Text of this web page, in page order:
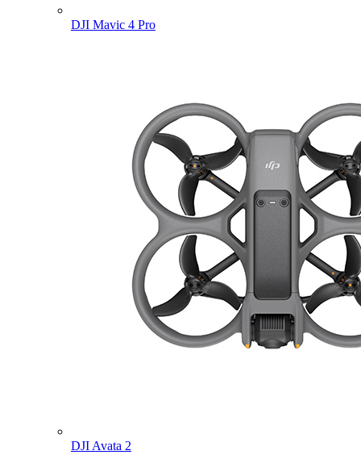
DJI Mavic 4 Pro
DJI Avata 2